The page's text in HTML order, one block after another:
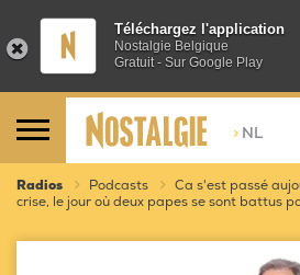
Téléchargez l'application
Nostalgie Belgique
Gratuit - Sur Google Play
> NL
Radios Podcasts Ca s'est passé
crise, le jour où deux papes se sont battus